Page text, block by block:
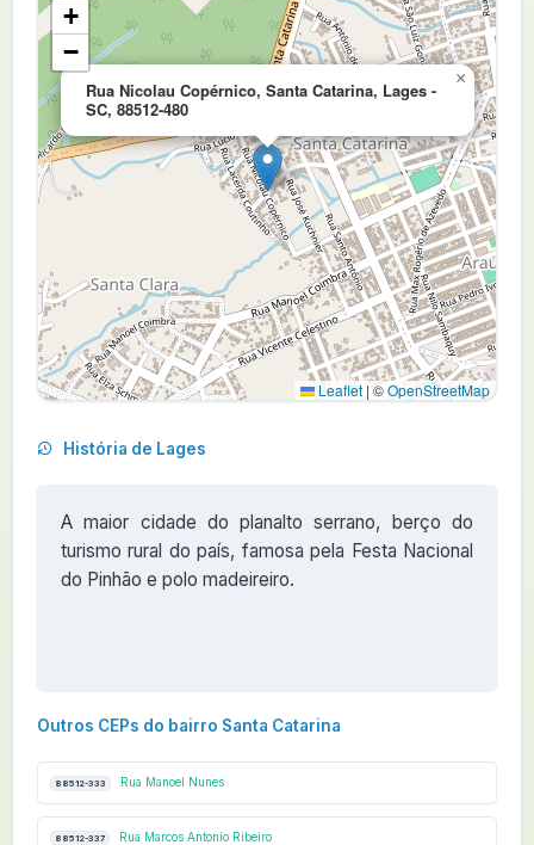
Rua Nicolau Copérnico, Santa Catarina, Lages -
SC, 88512-480
×
+
−
Leaflet | ©OpenStreetMap
História de Lages
A maior cidade do planalto serrano, berço do
turismo rural do país, famosa pela Festa Nacional
do Pinhão e polo madeireiro.
Outros CEPs do bairro Santa Catarina
88512-333 Rua Manoel Nunes
88512-337 Rua Marcos Antonio Ribeiro